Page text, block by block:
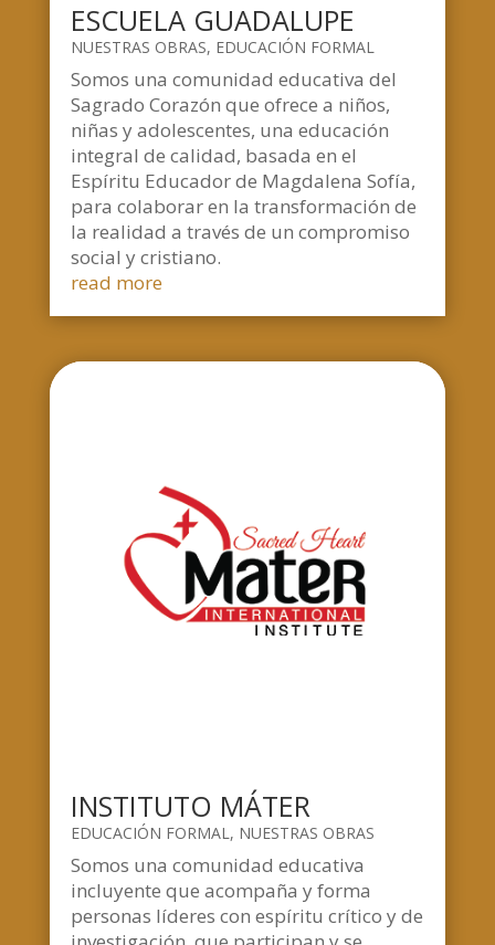
ESCUELA GUADALUPE
NUESTRAS OBRAS, EDUCACIÓN FORMAL
Somos una comunidad educativa del
Sagrado Corazón que ofrece a niños,
niñas y adolescentes, una educación
integral de calidad, basada en el
Espíritu Educador de Magdalena Sofía,
para colaborar en la transformación de
la realidad a través de un compromiso
social y cristiano.
read more
INSTITUTO MÁTER
EDUCACIÓN FORMAL , NUESTRAS OBRAS
Somos una comunidad educativa
incluyente que acompaña y forma
personas líderes con espíritu crítico y de